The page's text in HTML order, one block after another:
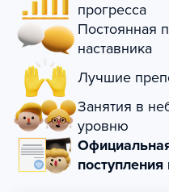
прогресса
Постоянная
наставника
Лучшие
Занятия в
уровню